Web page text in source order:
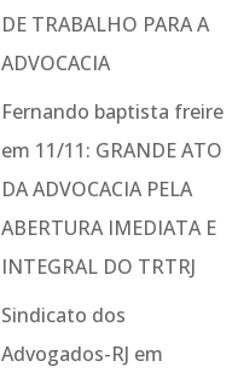
DE TRABALHO PARA A
ADVOCACIA
Fernando baptista freire
em 11/11: GRANDE ATO
DA ADVOCACIA PELA
ABERTURA IMEDIATA E
INTEGRAL DO TRTRJ
Sindicato dos
Advogados-RJ em